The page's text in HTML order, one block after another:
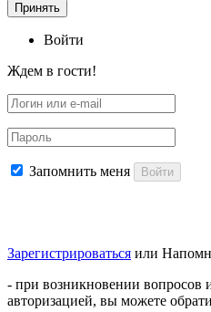
Принять
Войти
Ждем в гости!
Запомнить меня Войти
Зарегистрироваться или
- при возникновении вопросов
авторизацией, вы можете